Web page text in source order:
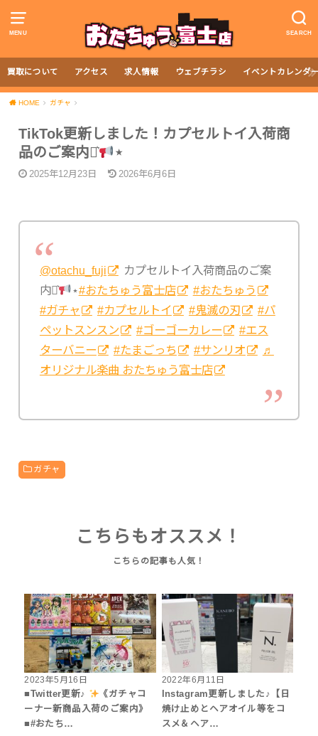
MENU SEARCH
買取について アクセス 求人情報 ウェブチラシ イベントカレンダ
HOME ガチャ
TikTok更新しました！カプセルトイ入荷商
品のご案内⋆͛
⋆
2025年12月23日 2026年6月6日
@otachu_fuji
カプセルトイ入荷商品のご案
内⋆͛
⋆#おたちゅう富士店
#おたちゅう
#ガチャ
#カプセルトイ #鬼滅の刃
#パ
ペットスンスン
#ゴーゴーカレー
#エス
ターバニー
#たまごっち #サンリオ
♬
オリジナル楽曲 おたちゅう富士店
ガチャ
こちらもオススメ！
2023年5月16日
■Twitter更新♪
《ガチャコ
ーナー新商品入荷のご案内》
■#おたち…
2022年6月11日
Instagram更新しました♪【日
焼け止めとヘアオイル等をコ
スメ＆ヘア…